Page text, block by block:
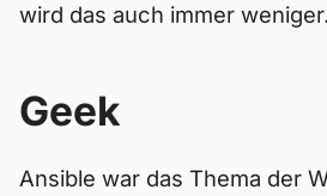
wird das auch immer weniger.
Geek
Ansible war das Thema der